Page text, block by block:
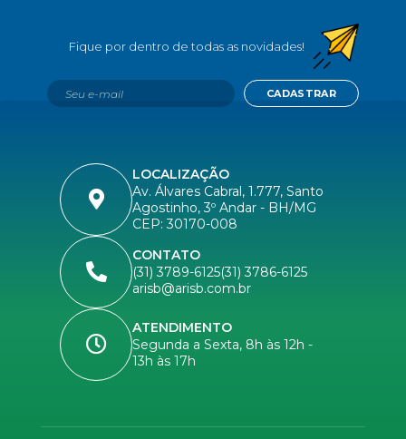
LOCALIZAÇÃO
Av. Álvares Cabral, 1.777, Santo
Agostinho, 3º Andar - BH/MG
CEP: 30170-008
CONTATO
(31) 3789-6125(31) 3786-6125
arisb@arisb.com.br
ATENDIMENTO
Segunda a Sexta, 8h às 12h -
13h às 17h
CADASTRAR